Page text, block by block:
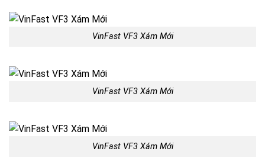
VinFast VF3 Xám Mới
VinFast VF3 Xám Mới
VinFast VF3 Xám Mới